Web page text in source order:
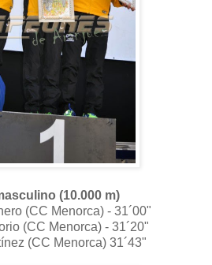
(10.000 m)
(CC Menorca) - 31´00"
(CC Menorca) - 31´20"
(CC Menorca) 31´43"